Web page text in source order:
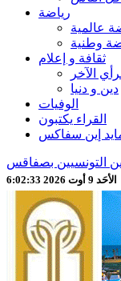
رياضة
عالمية
وطنية
ثقافة و إعلام
الآخر
دين و دنيا
الوفيات
القراء يكتبون
إين سفاكس
التونسيين بصفاقس
الأحَد 9 أوت 2026 6:02:35